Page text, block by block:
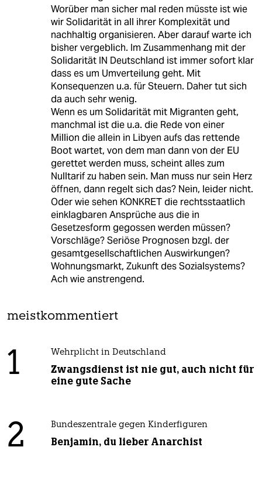
Worüber man sicher mal reden müsste ist wie
wir Solidarität in all ihrer Komplexität und
nachhaltig organisieren. Aber darauf warte ich
bisher vergeblich. Im Zusammenhang mit der
Solidarität IN Deutschland ist immer sofort klar
dass es um Umverteilung geht. Mit
Konsequenzen u.a. für Steuern. Daher tut sich
da auch sehr wenig.
Wenn es um Solidarität mit Migranten geht,
manchmal ist die u.a. die Rede von einer
Million die allein in Libyen aufs das rettende
Boot wartet, von dem man dann von der EU
gerettet werden muss, scheint alles zum
Nulltarif zu haben sein. Man muss nur sein Herz
öffnen, dann regelt sich das? Nein, leider nicht.
Oder wie sehen KONKRET die rechtsstaatlich
einklagbaren Ansprüche aus die in
Gesetzesform gegossen werden müssen?
Vorschläge? Seriöse Prognosen bzgl. der
gesamtgesellschaftlichen Auswirkungen?
Wohnungsmarkt, Zukunft des Sozialsystems?
Ach wie anstrengend.
meistkommentiert
1 Wehrplicht in Deutschland
Zwangsdienst ist nie gut, auch nicht für
eine gute Sache
2 Bundeszentrale gegen Kinderfiguren
Benjamin, du lieber Anarchist